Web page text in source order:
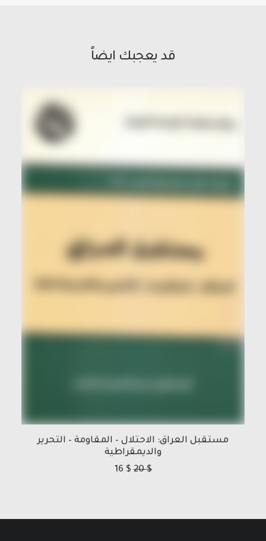
قد يعجبك ايضاً
مستقبل العراق: الاحتلال – المقاومة – التحرير
والديمقراطية
20$
16 $